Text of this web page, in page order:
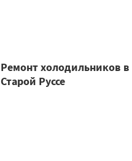
Ремонт холодильников в
Старой Руссе